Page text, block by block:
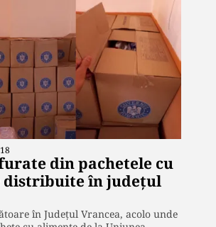
din pachetele cu
distribuite în județul
în Județul Vrancea, acolo unde